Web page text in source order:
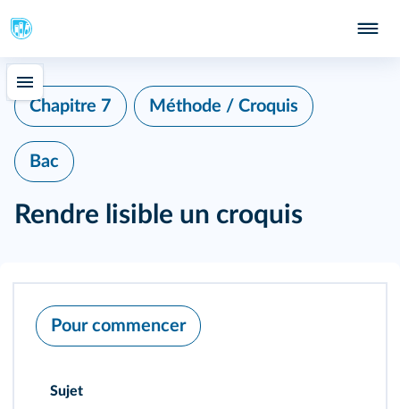
Chapitre 7 Méthode / Croquis
Bac
Rendre lisible un croquis
Pour commencer
Sujet